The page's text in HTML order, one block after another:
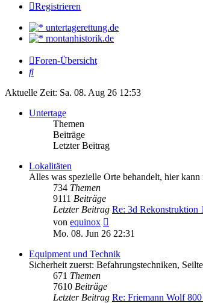
Registrieren
untertagerettung.de
montanhistorik.de
Foren-Übersicht
Suche
Aktuelle Zeit: Sa. 08. Aug 26 12:53
Untertage
Themen
Beiträge
Letzter Beitrag
Lokalitäten
Alles was spezielle Orte behandelt, hier
734 Themen
9111 Beiträge
Letzter Beitrag Re: 3d
von equinox
Beitrag
Mo. 08. Jun 26 22:31
Equipment und Technik
Sicherheit zuerst: Befahrungstechniken,
671 Themen
7610 Beiträge
Letzter Beitrag Re: Friemann Wolf